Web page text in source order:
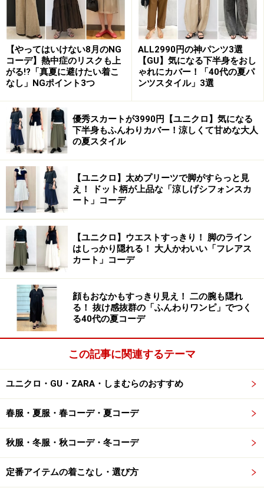
見えたり、下着の色を拾ったりする可能性もあるので、
大雨の日は注意が必要です。
NG2. 汗の臭いが残りやすい「厚手の綿
100％Tシャツ」
6月の日本の平均気温は、日中20℃～25℃前後といわれ
ています。湿度が高いため、実際はそれより暑く感じら
れて、少し動いただけで汗をかいてしまうほど蒸し暑い
ことも。そんなときに避けたいのは、コットン100％素
材の厚手Tシャツです。
「ヘビーウェイト」とも呼ばれるような厚手の綿素材
は、透けないTシャツとしてこれ1枚で着られて便利なア
イテム。型崩れもしにくく耐久性も高いのが特徴です
が、逆に乾きにくい点がデメリットです。
汗を吸ってぬれてもすぐに乾かないため、嫌な臭いの原
因になってしまうこともあります。
■OKコーデにするには
【OKコーデ】Tシャツなら速乾性のあるものを選んで 出
典：WEAR
写真 のTシャツのようなぬれてもすぐに乾く、速乾性の
ある素材のアイテムなら臭いもこもりにくくなります。
ドライなタッチで、素肌にさらっと着られて快適に過ご
【やってはいけない8月のNG
コーデ】熱中症のリスクも上
がる!?「真夏に避けたい着こ
なし」NGポイント3つ
ALL2990円の神パンツ3選
【GU】気になる下半身をおし
ゃれにカバー！「40代の夏パ
ンツスタイル」3選
優秀スカートが3990円【ユニクロ】気になる
下半身もふんわりカバー！涼しくて甘めな大人
の夏スタイル
【ユニクロ】太めプリーツで脚がすらっと見
え！ ドット柄が上品な「涼しげシフォンスカ
ート」コーデ
【ユニクロ】ウエストすっきり！ 脚のライン
はしっかり隠れる！ 大人かわいい「フレアス
カート」コーデ
顔もおなかもすっきり見え！ 二の腕も隠れ
る！ 抜け感抜群の「ふんわりワンピ」でつく
る40代の夏コーデ
この記事に関連するテーマ
ユニクロ・GU・ZARA・しまむらのおすすめ
春服・夏服・春コーデ・夏コーデ
秋服・冬服・秋コーデ・冬コーデ
定番アイテムの着こなし・選び方